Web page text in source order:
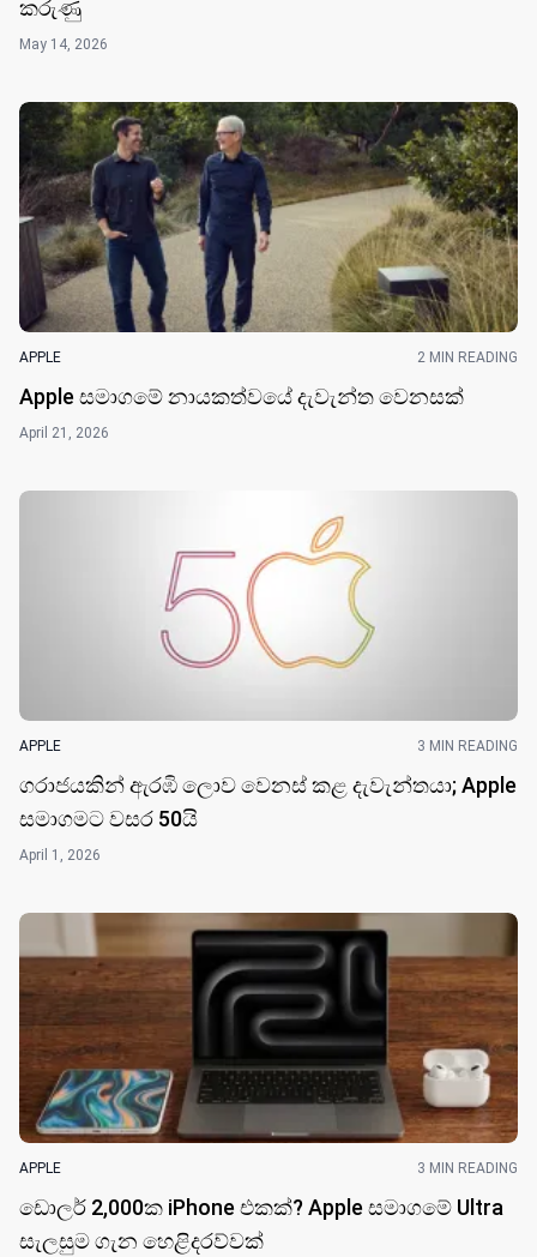
කරුණු
May 14, 2026
APPLE 2 MIN READING
Apple සමාගමේ නායකත්වයේ දැවැන්ත වෙනසක්
April 21, 2026
APPLE 3 MIN READING
ගරාජයකින් ඇරඹි ලොව වෙනස් කළ දැවැන්තයා; Apple
සමාගමට වසර 50​යි
April 1, 2026
APPLE 3 MIN READING
ඩොලර් 2,000ක iPhone එකක්? Apple සමාගමේ Ultra
සැලසුම ගැන හෙළිදරව්වක්